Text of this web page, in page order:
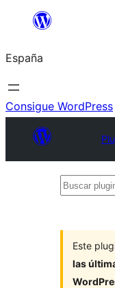
Saltar
contenido
España
Consigue WordPress
Buscar
Este
las